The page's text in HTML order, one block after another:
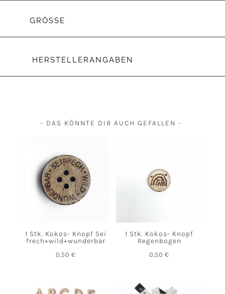
GRÖSSE
HERSTELLERANGABEN
- DAS KÖNNTE DIR AUCH GEFALLEN -
1 Stk. Kokos- Knopf Sei
frech+wild+wunderbar
0,50 €
1 Stk. Kokos- Knopf
Regenbogen
0,50€